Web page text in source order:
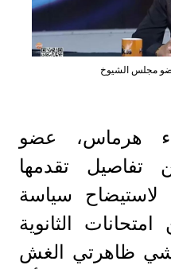
عضو مجلس الشيوخ
هرماس، عضو
تقدمها
سياسة
الثانوية
ظاهرتي الغش